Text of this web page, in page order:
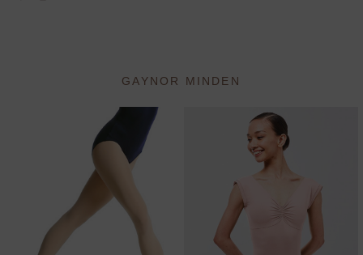
GAYNOR MINDEN